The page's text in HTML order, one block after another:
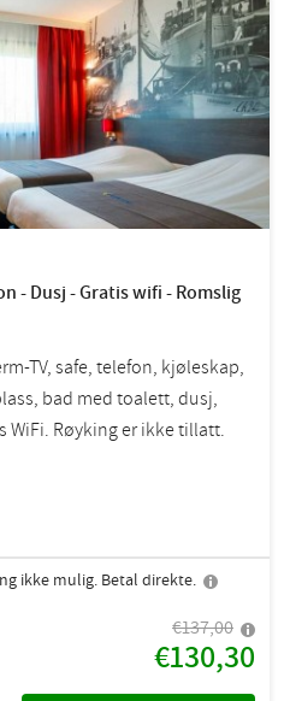
- Dusj - Gratis wifi - Romslig
TV, safe, telefon, kjøleskap,
bad med toalett, dusj,
WiFi. Røyking er ikke tillatt.
ikke mulig. Betal direkte.
€137,00
€130,30